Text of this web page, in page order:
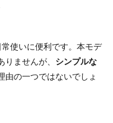
使いに便利です。本モデ
ませんが、 シンプルな
由の一つではないでしょ